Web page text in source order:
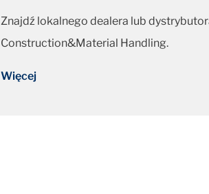
Znajdź lokalnego dealera lub
Construction&Material Handling.
Więcej